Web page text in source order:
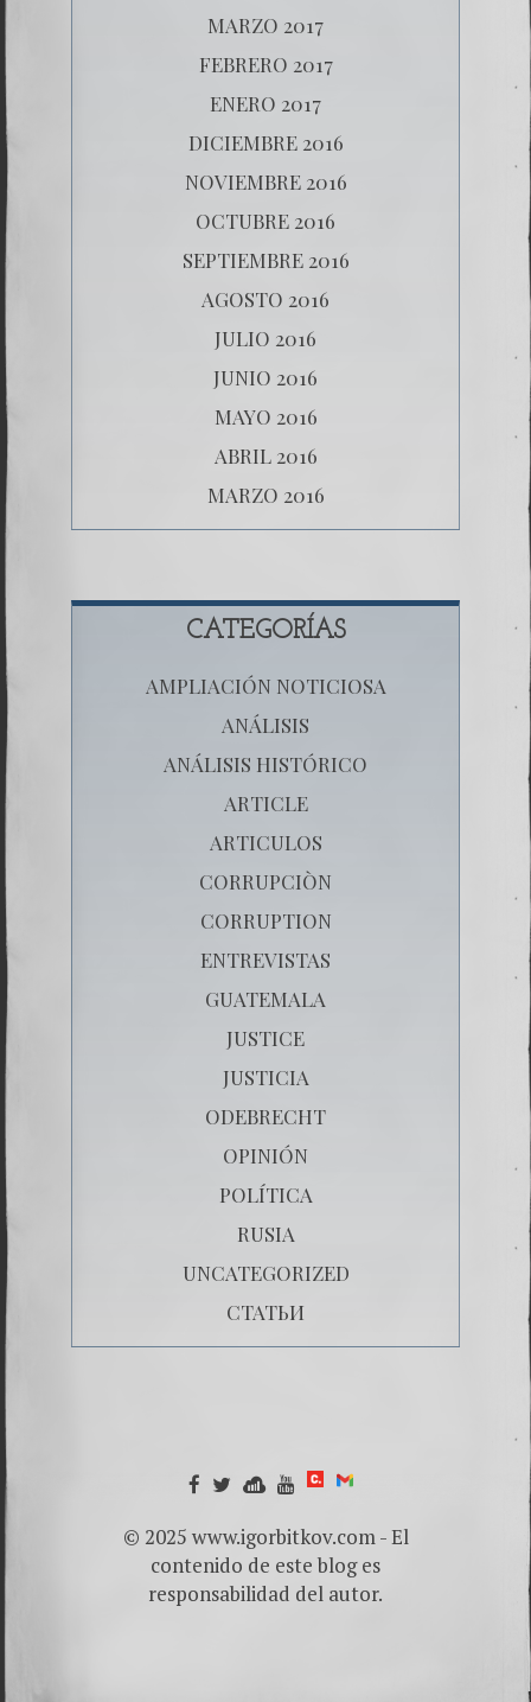
MARZO 2017
FEBRERO 2017
ENERO 2017
DICIEMBRE 2016
NOVIEMBRE 2016
OCTUBRE 2016
SEPTIEMBRE 2016
AGOSTO 2016
JULIO 2016
JUNIO 2016
MAYO 2016
ABRIL 2016
MARZO 2016
CATEGORÍAS
AMPLIACIÓN NOTICIOSA
ANÁLISIS
ANÁLISIS HISTÓRICO
ARTICLE
ARTICULOS
CORRUPCIÒN
CORRUPTION
ENTREVISTAS
GUATEMALA
JUSTICE
JUSTICIA
ODEBRECHT
OPINIÓN
POLÍTICA
RUSIA
UNCATEGORIZED
СТАТЬИ
© 2025 www.igorbitkov.com - El
contenido de este blog es
responsabilidad del autor.